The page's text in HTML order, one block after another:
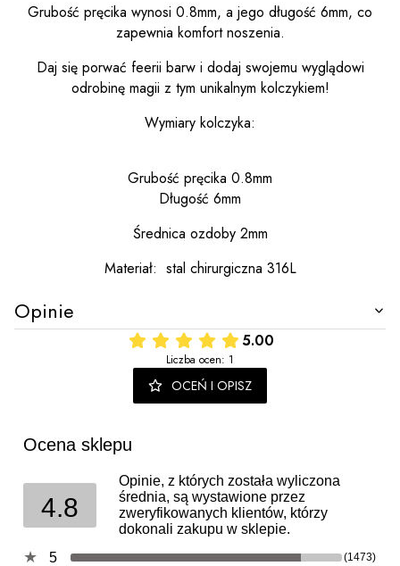
Grubość pręcika wynosi 0.8mm, a jego długość 6mm, co
zapewnia komfort noszenia.
Daj się porwać feerii barw i dodaj swojemu wyglądowi
odrobinę magii z tym unikalnym kolczykiem!
Wymiary kolczyka:
Grubość pręcika 0.8mm
Długość 6mm
Średnica ozdoby 2mm
Materiał: stal chirurgiczna 316L
Opinie
5.00
Liczba ocen: 1
OCEŃ I OPISZ
Ocena sklepu
4.8
Opinie, z których została wyliczona
średnia, są wystawione przez
zweryfikowanych klientów, którzy
dokonali zakupu w sklepie.
5
(1473)